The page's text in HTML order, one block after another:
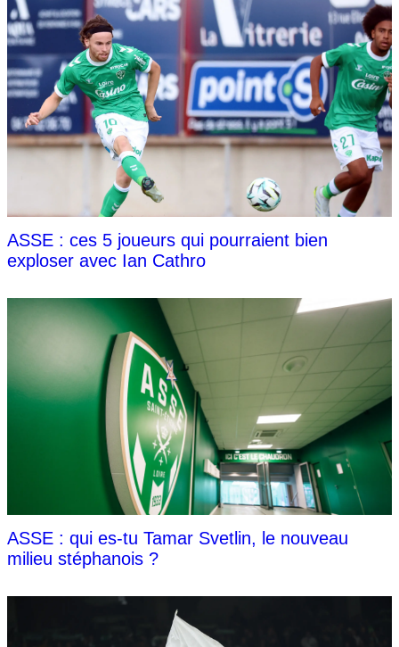
ASSE : ces 5 joueurs qui pourraient bien
exploser avec Ian Cathro
ASSE : qui es-tu Tamar Svetlin, le nouveau
milieu stéphanois ?